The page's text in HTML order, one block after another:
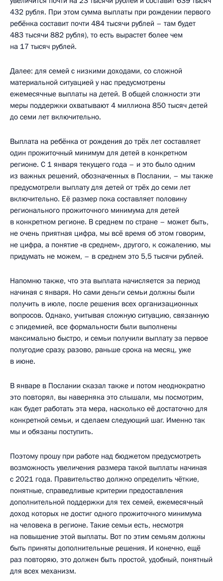
432 рубля. При этом сумма выплаты при рождении первого
ребёнка составит почти 484 тысячи рублей – там будет
483 тысячи 882 рубля), то есть вырастет более чем
на 17 тысяч рублей.
Далее: для семей с низкими доходами, со сложной
материальной ситуацией у нас предусмотрены
ежемесячные выплаты на детей. В общей сложности эти
меры поддержки охватывают 4 миллиона 850 тысяч детей
до семи лет включительно.
Выплата на ребёнка от рождения до трёх лет составляет
один прожиточный минимум для детей в конкретном
регионе. С 1 января текущего года – и это было одним
из важных решений, обозначенных в Послании, – мы также
предусмотрели выплату для детей от трёх до семи лет
включительно. Её размер пока составляет половину
регионального прожиточного минимума для детей
в конкретном регионе. В среднем по стране – может быть,
не очень приятная цифра, мы всё время об этом говорим,
не цифра, а понятие «в среднем», другого, к сожалению, мы
придумать не можем, – в среднем это 5,5 тысячи рублей.
Напомню также, что эта выплата начисляется за период
начиная с января. Но сами деньги семьи должны были
получить в июле, после решения всех организационных
вопросов. Однако, учитывая сложную ситуацию, связанную
с эпидемией, все формальности были выполнены
максимально быстро, и семьи получили выплату за первое
полугодие сразу, разово, раньше срока на месяц, уже
в июне.
В январе в Послании сказал также и потом неоднократно
это повторял, вы наверняка это слышали, мы посмотрим,
как будет работать эта мера, насколько её достаточно для
конкретной семьи, и сделаем следующий шаг. Именно так
мы и обязаны поступить.
Поэтому прошу при работе над бюджетом предусмотреть
возможность увеличения размера такой выплаты начиная
с 2021 года. Правительство должно определить чёткие,
понятные, справедливые критерии предоставления
дополнительной поддержки для тех семей, ежемесячный
доход которых не достиг одного прожиточного минимума
на человека в регионе. Такие семьи есть, несмотря
на повышение этой выплаты. Вот по этим семьям должны
быть приняты дополнительные решения. И конечно, ещё
раз повторяю, это должен быть простой, удобный, понятный
для всех механизм.